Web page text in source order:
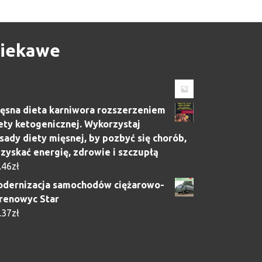
dieta karniwora rozszerzeniem
ketogenicznej. Wykorzystaj
diety mięsnej, by pozbyć się chorób,
energię, zdrowie i szczupłą
zł
samochodów ciężarowo-
Star
zł